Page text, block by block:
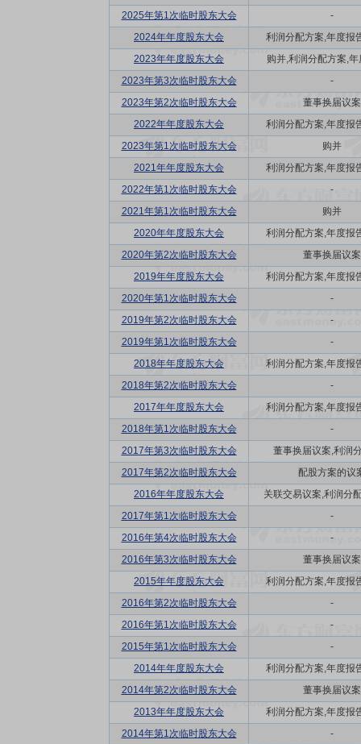
2025年第1次临时股东大会
-
2024年年度股东大会
利润分配方案,年度报
2023年年度股东大会
购并,利润分配方案,年
2023年第3次临时股东大会
-
2023年第2次临时股东大会
董事换届议案
2022年年度股东大会
利润分配方案,年度报
2023年第1次临时股东大会
购并
2021年年度股东大会
利润分配方案,年度报
2022年第1次临时股东大会
-
2021年第1次临时股东大会
购并
2020年年度股东大会
利润分配方案,年度报
2020年第2次临时股东大会
董事换届议案
2019年年度股东大会
利润分配方案,年度报
2020年第1次临时股东大会
-
2019年第2次临时股东大会
-
2019年第1次临时股东大会
-
2018年年度股东大会
利润分配方案,年度报
2018年第2次临时股东大会
-
2017年年度股东大会
利润分配方案,年度报
2018年第1次临时股东大会
-
2017年第3次临时股东大会
董事换届议案,利润
2017年第2次临时股东大会
配股方案的议
2016年年度股东大会
关联交易议案,利润分
2017年第1次临时股东大会
-
2016年第4次临时股东大会
-
2016年第3次临时股东大会
董事换届议案
2015年年度股东大会
利润分配方案,年度报
2016年第2次临时股东大会
-
2016年第1次临时股东大会
-
2015年第1次临时股东大会
-
2014年年度股东大会
利润分配方案,年度报
2014年第2次临时股东大会
董事换届议案
2013年年度股东大会
利润分配方案,年度报
2014年第1次临时股东大会
-